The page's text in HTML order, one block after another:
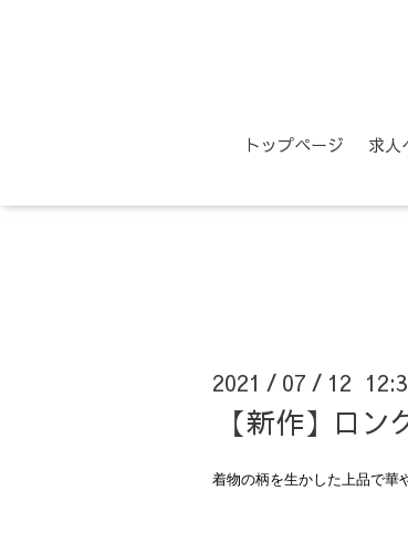
トップページ 求人
2021 / 07 / 12
【新作】ロ
着物の柄を生かした上品で華